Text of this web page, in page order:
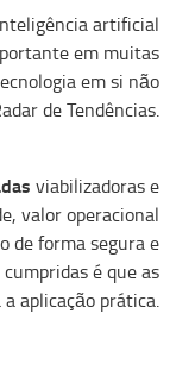
artificial
em muitas
em si não
de Tendências.
viabilizadoras e
valor operacional
de forma segura e
é que as
aplicação prática.